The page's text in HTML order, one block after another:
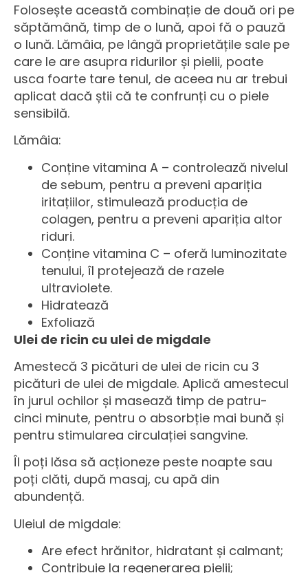
Folosește această combinație de două ori pe
săptămână, timp de o lună, apoi fă o pauză
o lună. Lămâia, pe lângă proprietățile sale pe
care le are asupra ridurilor și pielii, poate
usca foarte tare tenul, de aceea nu ar trebui
aplicat dacă știi că te confrunți cu o piele
sensibilă.
Lămâia:
Conține vitamina A – controlează nivelul
de sebum, pentru a preveni apariția
iritațiilor, stimulează producția de
colagen, pentru a preveni apariția altor
riduri.
Conține vitamina C – oferă luminozitate
tenului, îl protejează de razele
ultraviolete.
Hidratează
Exfoliază
Ulei de ricin cu ulei de migdale
Amestecă 3 picături de ulei de ricin cu 3
picături de ulei de migdale. Aplică amestecul
în jurul ochilor și masează timp de patru-
cinci minute, pentru o absorbție mai bună și
pentru stimularea circulației sangvine.
Îl poți lăsa să acționeze peste noapte sau
poți clăti, după masaj, cu apă din
abundență.
Uleiul de migdale:
Are efect hrănitor, hidratant și calmant;
Contribuie la regenerarea pielii;